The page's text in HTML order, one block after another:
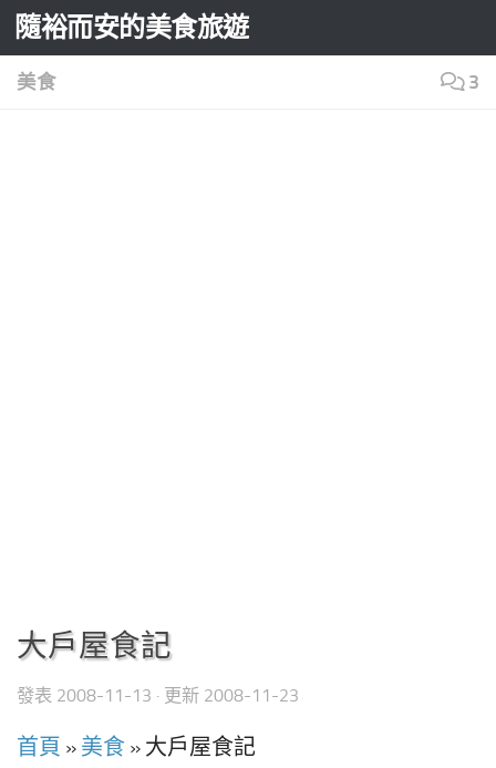
Skip to content
隨裕而安的美食旅遊
美食 3
大戶屋食記
發表 2008-11-13 · 更新 2008-11-23
首頁 » 美食 » 大戶屋食記